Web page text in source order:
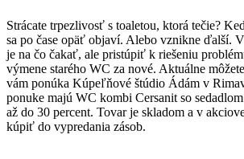
Strácate trpezlivosť s toaletou, ktorá tečie?
sa po čase opäť objaví. Alebo vznikne ďalší.
je na čo čakať, ale pristúpiť k riešeniu
výmene starého WC za nové. Aktuálne
vám ponúka Kúpeľňové štúdio Ádám v
ponuke majú WC kombi Cersanit so
až do 30 percent. Tovar je skladom a v
kúpiť do vypredania zásob.